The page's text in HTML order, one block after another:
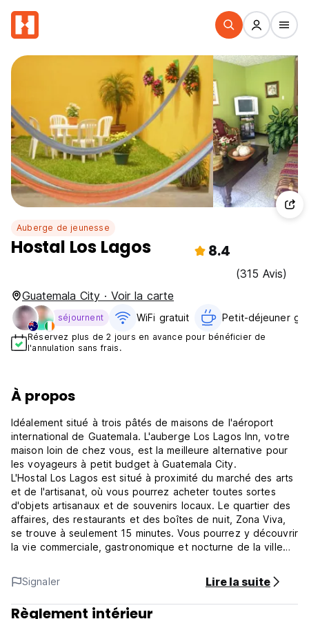
Auberge de jeunesse
Hostal Los Lagos 8.4
(315 Avis)
Guatemala City · Voir la carte
séjournent WiFi gratuit Petit-déjeuner
Réservez plus de 2 jours en avance pour bénéficier de
l'annulation sans frais.
À propos
Idéalement situé à trois pâtés de maisons de l'aéroport
international de Guatemala. L'auberge Los Lagos Inn, votre
maison loin de chez vous, est la meilleure alternative pour
les voyageurs à petit budget à Guatemala City.
L'Hostal Los Lagos est situé à proximité du marché des arts
et de l'artisanat, où vous pourrez acheter toutes sortes
d'objets artisanaux et de souvenirs locaux. Le quartier des
affaires, des restaurants et des boîtes de nuit, Zona Viva,
se trouve à seulement 15 minutes. Vous pourrez y découvrir
la vie commerciale, gastronomique et nocturne de la ville
Vous apprécierez de séjourner dans nos chambres
spacieuses et aérées avec balcon. Nous proposons des
chambres privées avec salle de bains ou des
chambres/salles de bains partagées, toutes équipées de
Signaler Lire la suite
Règlement intérieur